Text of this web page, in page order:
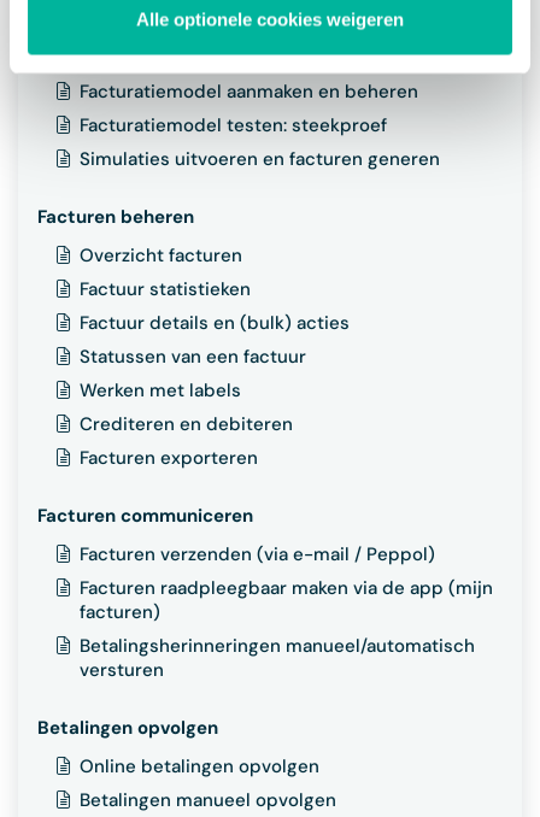
Alle optionele cookies weigeren
Facturen automatisch aanmaken
Facturatiemodel aanmaken en beheren
Facturatiemodel testen: steekproef
Simulaties uitvoeren en facturen generen
Facturen beheren
Overzicht facturen
Factuur statistieken
Factuur details en (bulk) acties
Statussen van een factuur
Werken met labels
Crediteren en debiteren
Facturen exporteren
Facturen communiceren
Facturen verzenden (via e-mail / Peppol)
Facturen raadpleegbaar maken via de app (mijn
facturen)
Betalingsherinneringen manueel/automatisch
versturen
Betalingen opvolgen
Online betalingen opvolgen
Betalingen manueel opvolgen